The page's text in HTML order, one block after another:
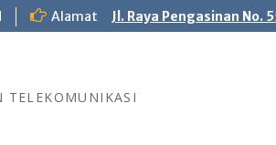
Alamat Jl. Raya Pengasinan No.
TELEKOMUNIKASI